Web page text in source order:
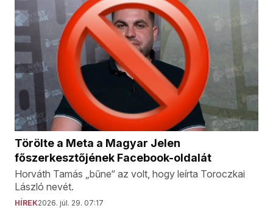
Törölte a Meta a Magyar Jelen
főszerkesztőjének Facebook-oldalát
Horváth Tamás „bűne“ az volt, hogy leírta Toroczkai
László nevét.
HÍREK2026. júl. 29. 07:17